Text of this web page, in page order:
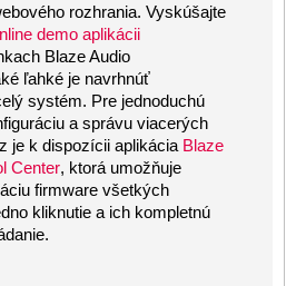
rozhrania. Vyskúšajte
demo aplikácii
Blaze Audio
ľahké je navrhnúť
systém. Pre jednoduchú
a správu viacerých
je k dispozícii aplikácia Blaze
Center, ktorá umožňuje
firmware všetkých
kliknutie a ich kompletnú